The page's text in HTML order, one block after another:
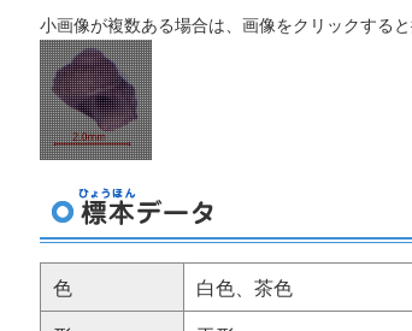
小画像が複数ある場合は、画像をクリックする
色 白色、茶色